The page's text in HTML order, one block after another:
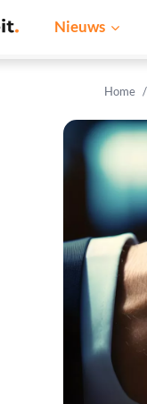
Nieuws
Home